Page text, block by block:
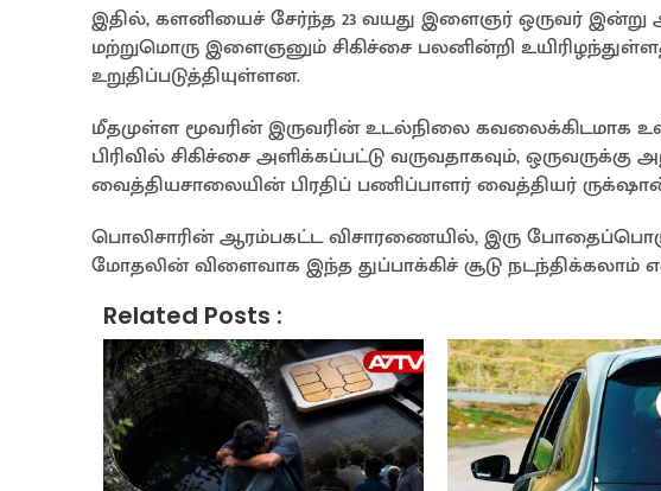
இதில், களனியைச் சேர்ந்த 23 வயது இளைஞர் ஒருவர் இன்று
மற்றுமொரு இளைஞனும் சிகிச்சை பலனின்றி
உறுதிப்படுத்தியுள்ளன.
மீதமுள்ள மூவரின் இருவரின் உடல்நிலை கவலைக்கிடமாக
பிரிவில் சிகிச்சை அளிக்கப்பட்டு வருவதாகவும்,
வைத்தியசாலையின் பிரதிப் பணிப்பாளர் வைத்தியர்
பொலிசாரின் ஆரம்பகட்ட விசாரணையில், இரு
மோதலின் விளைவாக இந்த துப்பாக்கிச் சூடு நடந்திக்கலாம்
Related Posts :